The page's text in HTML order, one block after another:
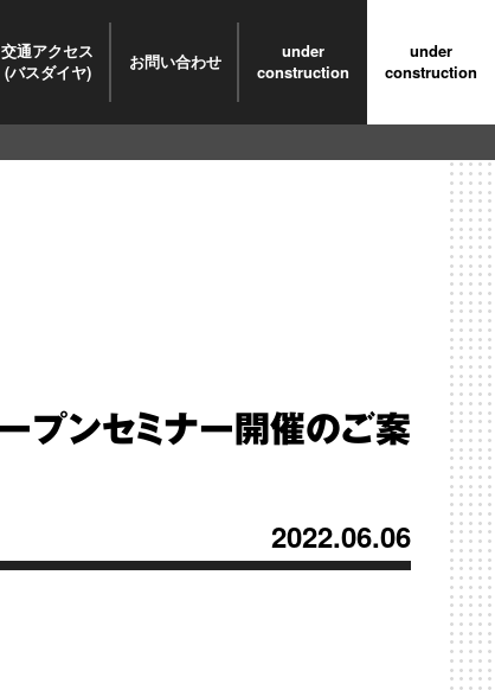
交通アクセス
(バスダイヤ)
お問い合わせ
under
construction
under
construction
プンセミナー開催のご案
2022.06.06